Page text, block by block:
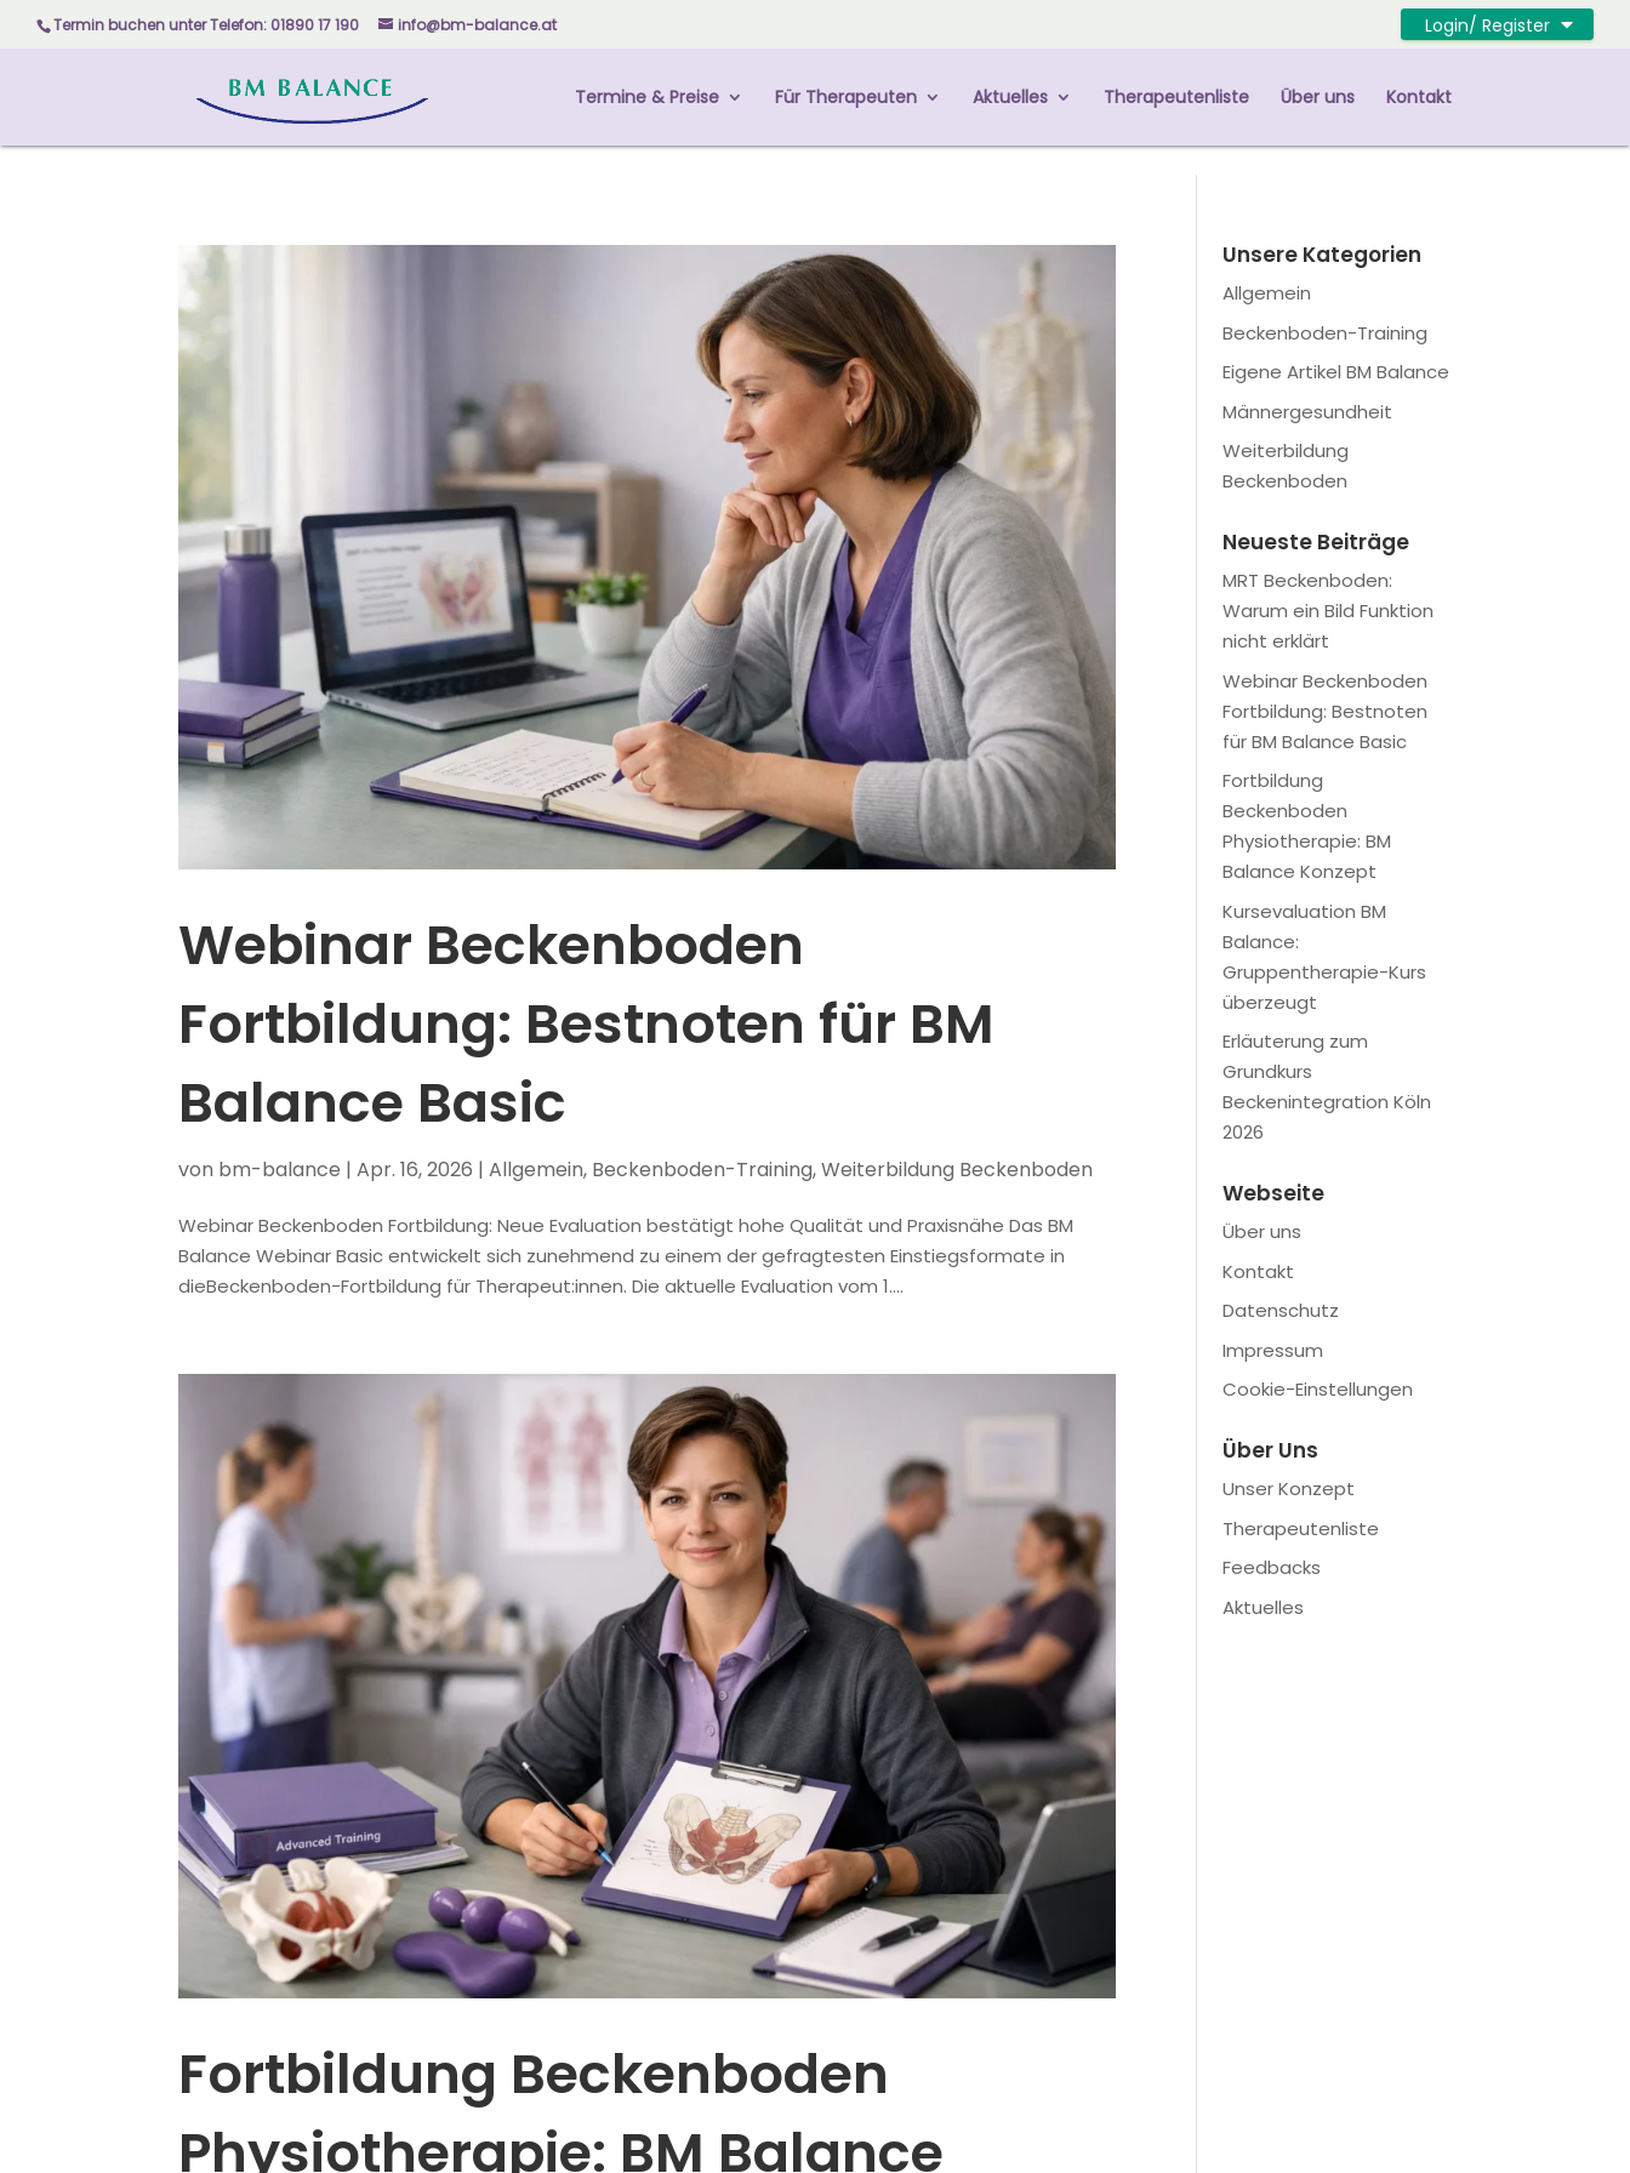
Skip to content
Termin buchen unterTelefon: 01890 17 190 info@bm-balance.at Login/ Register
Termine & Preise Für Therapeuten Aktuelles Therapeutenliste Über uns Kontakt
Webinar Beckenboden
Fortbildung: Bestnoten für BM
Balance Basic
von bm-balance | Apr. 16, 2026 | Allgemein, Beckenboden-Training,Weiterbildung Beckenboden
Webinar Beckenboden Fortbildung: Neue Evaluation bestätigt hohe Qualität und Praxisnähe Das BM
Balance Webinar Basic entwickelt sich zunehmend zu einem der gefragtesten Einstiegsformate in
dieBeckenboden-Fortbildung für Therapeut:innen. Die aktuelle Evaluation vom 1....
Fortbildung Beckenboden
Physiotherapie: BM Balance
Unsere Kategorien
Allgemein
Beckenboden-Training
Eigene Artikel BM Balance
Männergesundheit
Weiterbildung
Beckenboden
Neueste Beiträge
MRT Beckenboden:
Warum ein Bild Funktion
nicht erklärt
Webinar Beckenboden
Fortbildung: Bestnoten
für BM Balance Basic
Fortbildung
Beckenboden
Physiotherapie: BM
Balance Konzept
Kursevaluation BM
Balance:
Gruppentherapie-Kurs
überzeugt
Erläuterung zum
Grundkurs
Beckenintegration Köln
2026
Webseite
Über uns
Kontakt
Datenschutz
Impressum
Cookie-Einstellungen
Über Uns
Unser Konzept
Therapeutenliste
Feedbacks
Aktuelles